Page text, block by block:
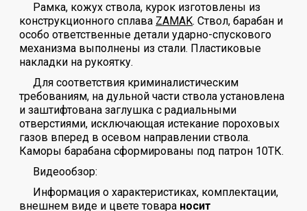
Рамка, кожух ствола, курок изготовлены из
конструкционного сплава ZAMAK. Ствол, барабан и
особо ответственные детали ударно-спускового
механизма выполнены из стали. Пластиковые
накладки на рукоятку.
Для соответствия криминалистическим
требованиям, на дульной части ствола установлена
и заштифтована заглушка с радиальными
отверстиями, исключающая истекание пороховых
газов вперед в осевом направлении ствола.
Каморы барабана сформированы под патрон 10ТК.
Видеообзор:
Информация о характеристиках, комплектации,
внешнем виде и цвете товара носит